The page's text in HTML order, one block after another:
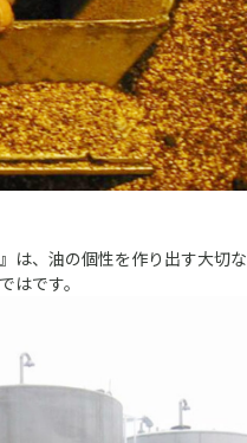
は、油の個性を作り出す大切
です。